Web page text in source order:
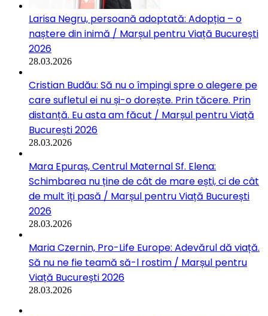
Larisa Negru, persoană adoptată: Adopția – o
naștere din inimă / Marșul pentru Viață București
2026
28.03.2026
Cristian Budău: Să nu o împingi spre o alegere pe
care sufletul ei nu și-o dorește. Prin tăcere. Prin
distanță. Eu asta am făcut / Marșul pentru Viață
București 2026
28.03.2026
Mara Epuraș, Centrul Maternal Sf. Elena:
Schimbarea nu ține de cât de mare ești, ci de cât
de mult îți pasă / Marșul pentru Viață București
2026
28.03.2026
Maria Czernin, Pro-Life Europe: Adevărul dă viață.
Să nu ne fie teamă să-l rostim / Marșul pentru
Viață București 2026
28.03.2026